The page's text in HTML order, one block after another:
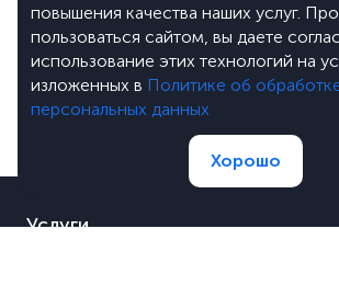
Услуги
повышения качества наших услуг.
пользоваться сайтом, вы даете
использование этих технологий на
изложенных в Политике об
персональных данных
Хорошо